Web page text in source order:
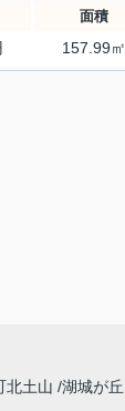
面積
157.99㎡
北土山 湖城が丘